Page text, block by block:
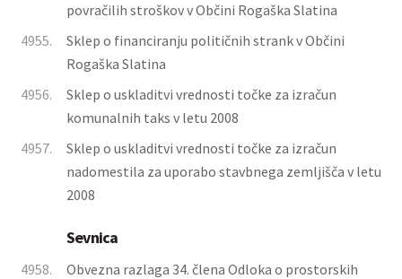
povračilih stroškov v Občini Rogaška Slatina
4955.
Sklep o financiranju političnih strank v Občini
Rogaška Slatina
4956.
Sklep o uskladitvi vrednosti točke za izračun
komunalnih taks v letu 2008
4957.
Sklep o uskladitvi vrednosti točke za izračun
nadomestila za uporabo stavbnega zemljišča v letu
2008
Sevnica
4958.
Obvezna razlaga 34. člena Odloka o prostorskih